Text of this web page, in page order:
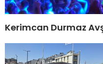
Kerimcan Durmaz